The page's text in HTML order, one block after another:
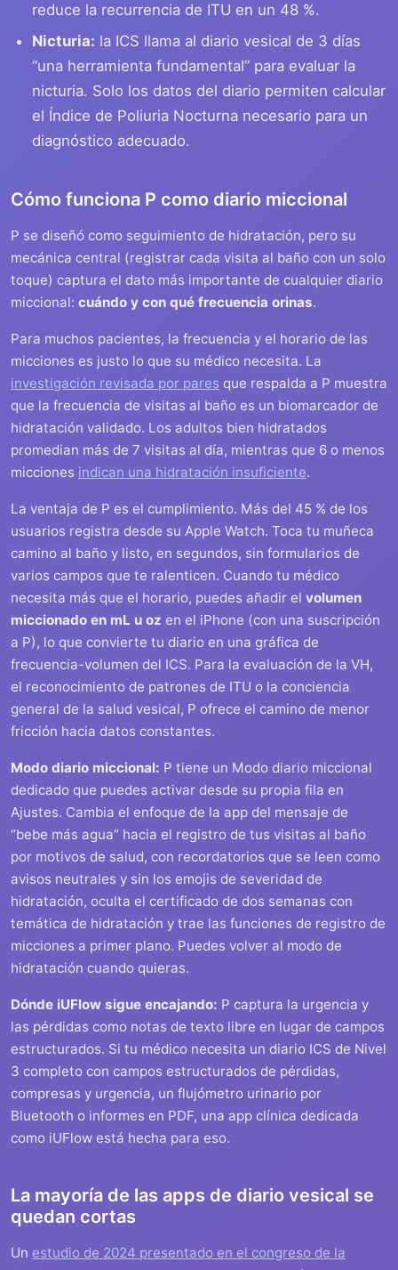
reduce la recurrencia de ITU en un 48 %.
Nicturia: la ICS llama al diario vesical de 3 días
“una herramienta fundamental” para evaluar la
nicturia. Solo los datos del diario permiten calcular
el Índice de Poliuria Nocturna necesario para un
diagnóstico adecuado.
Cómo funciona P como diario miccional
P se diseñó como seguimiento de hidratación, pero su
mecánica central (registrar cada visita al baño con un solo
toque) captura el dato más importante de cualquier diario
miccional: cuándo y con qué frecuencia orinas.
Para muchos pacientes, la frecuencia y el horario de las
micciones es justo lo que su médico necesita. La
investigación revisada por pares que respalda a P muestra
que la frecuencia de visitas al baño es un biomarcador de
hidratación validado. Los adultos bien hidratados
promedian más de 7 visitas al día, mientras que 6 o menos
micciones indican una hidratación insuficiente.
La ventaja de P es el cumplimiento. Más del 45 % de los
usuarios registra desde su Apple Watch. Toca tu muñeca
camino al baño y listo, en segundos, sin formularios de
varios campos que te ralenticen. Cuando tu médico
necesita más que el horario, puedes añadir el volumen
miccionado en mL u oz en el iPhone (con una suscripción
a P), lo que convierte tu diario en una gráfica de
frecuencia-volumen del ICS. Para la evaluación de la VH,
el reconocimiento de patrones de ITU o la conciencia
general de la salud vesical, P ofrece el camino de menor
fricción hacia datos constantes.
Modo diario miccional: P tiene un Modo diario miccional
dedicado que puedes activar desde su propia fila en
Ajustes. Cambia el enfoque de la app del mensaje de
“bebe más agua” hacia el registro de tus visitas al baño
por motivos de salud, con recordatorios que se leen como
avisos neutrales y sin los emojis de severidad de
hidratación, oculta el certificado de dos semanas con
temática de hidratación y trae las funciones de registro de
micciones a primer plano. Puedes volver al modo de
hidratación cuando quieras.
Dónde iUFlow sigue encajando: P captura la urgencia y
las pérdidas como notas de texto libre en lugar de campos
estructurados. Si tu médico necesita un diario ICS de Nivel
3 completo con campos estructurados de pérdidas,
compresas y urgencia, un flujómetro urinario por
Bluetooth o informes en PDF, una app clínica dedicada
como iUFlow está hecha para eso.
La mayoría de las apps de diario vesical se
quedan cortas
Un estudio de 2024 presentado en el congreso de la